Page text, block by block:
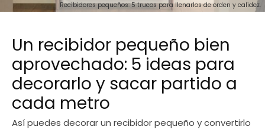
Recibidores pequeños: 5 trucos para llenarlos de orden y calidez.
Un recibidor pequeño bien
aprovechado: 5 ideas para
decorarlo y sacar partido a
cada metro
Así puedes decorar un recibidor pequeño y convertirlo